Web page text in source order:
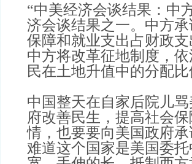
“中美经济会谈结果：中
济会谈结果之一。中方
保障和就业支出占财政
中方将改革征地制度，
民在土地升值中的分配比
中国整天在自家后院儿
府改善民生，提高社会
情，也要要向美国政府
难道这个国家是美国委